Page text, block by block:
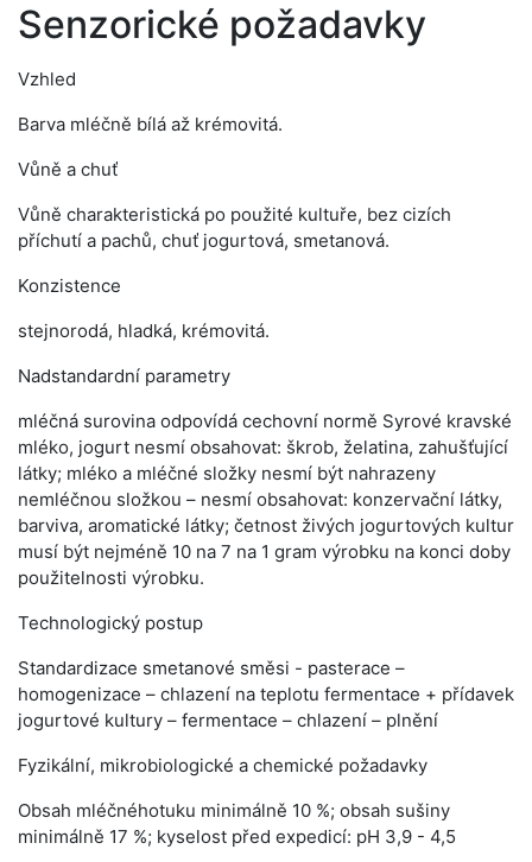
Senzorické požadavky
Vzhled
Barva mléčně bílá až krémovitá.
Vůně a chuť
Vůně charakteristická po použité kultuře, bez cizích
příchutí a pachů, chuť jogurtová, smetanová.
Konzistence
stejnorodá, hladká, krémovitá.
Nadstandardní parametry
mléčná surovina odpovídá cechovní normě Syrové kravské
mléko, jogurt nesmí obsahovat: škrob, želatina, zahušťující
látky; mléko a mléčné složky nesmí být nahrazeny
nemléčnou složkou – nesmí obsahovat: konzervační látky,
barviva, aromatické látky; četnost živých jogurtových kultur
musí být nejméně 10 na 7 na 1 gram výrobku na konci doby
použitelnosti výrobku.
Technologický postup
Standardizace smetanové směsi - pasterace –
homogenizace – chlazení na teplotu fermentace + přídavek
jogurtové kultury – fermentace – chlazení – plnění
Fyzikální, mikrobiologické a chemické požadavky
Obsah mléčnéhotuku minimálně 10 %; obsah sušiny
minimálně 17 %; kyselost před expedicí: pH 3,9 - 4,5